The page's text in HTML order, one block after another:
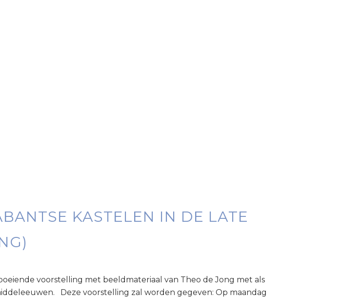
KASTELEN IN DE LATE
voorstelling met beeldmateriaal van Theo de Jong met als
Deze voorstelling zal worden gegeven: Op maandag